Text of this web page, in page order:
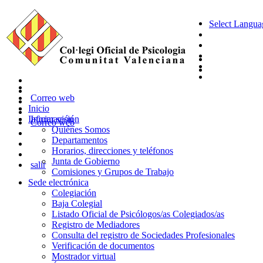
Select
Correo web
Iniciar sesión
Correo web
salir
Inicio
Información
Quiénes Somos
Departamentos
Horarios, direcciones y teléfonos
Junta de Gobierno
Comisiones y Grupos de Trabajo
Sede electrónica
Colegiación
Baja Colegial
Listado Oficial de Psicólogos/as Colegiados/as
Registro de Mediadores
Consulta del registro de Sociedades Profesionales
Verificación de documentos
Mostrador virtual